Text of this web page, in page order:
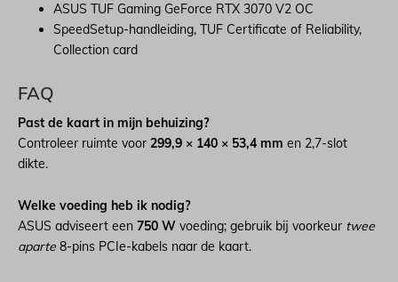
ASUS TUF Gaming GeForce RTX 3070 V2 OC
SpeedSetup-handleiding, TUF Certificate of Reliability,
Collection card
FAQ
Past de kaart in mijn behuizing?
Controleer ruimte voor 299,9 × 140 × 53,4 mm en 2,7-slot
dikte.
Welke voeding heb ik nodig?
ASUS adviseert een 750 W voeding; gebruik bij voorkeur twee
aparte 8-pins PCIe-kabels naar de kaart.